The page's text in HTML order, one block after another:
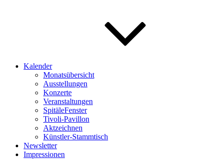
Kalender
Monatsübersicht
Ausstellungen
Konzerte
Veranstaltungen
SpitäleFenster
Tivoli-Pavillon
Aktzeichnen
Künstler-Stammtisch
Newsletter
Impressionen